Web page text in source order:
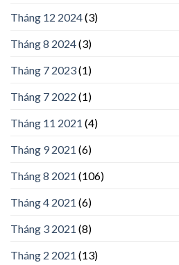
Tháng 12 2024(3)
Tháng 8 2024(3)
Tháng 7 2023(1)
Tháng 7 2022 (1)
Tháng 11 2021 (4)
Tháng 9 2021 (6)
Tháng 8 2021 (106)
Tháng 4 2021 (6)
Tháng 3 2021 (8)
Tháng 2 2021 (13)